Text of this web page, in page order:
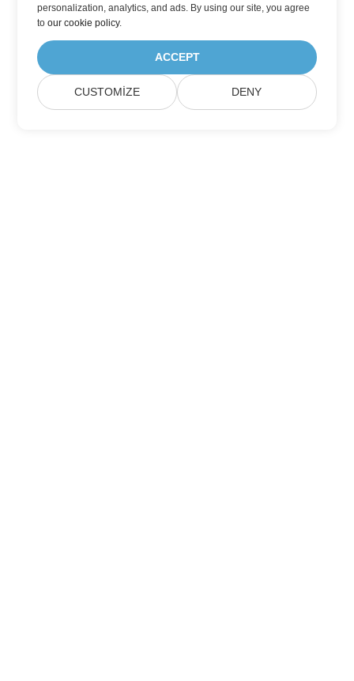
personalization, analytics, and ads. By using our site, you agree
toour cookie policy.
ACCEPT
CUSTOMIZE DENY